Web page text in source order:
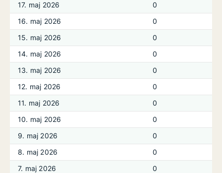
17. maj 2026
0
16. maj 2026
0
15. maj 2026
0
14. maj 2026
0
13. maj 2026
0
12. maj 2026
0
11. maj 2026
0
10. maj 2026
0
9. maj 2026
0
8. maj 2026
0
7. maj 2026
0